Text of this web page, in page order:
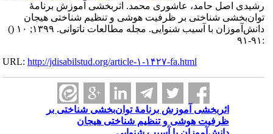
رشیدی اصل حامد، عاشوری محمد. اثربخشی آموزش برنامهٔ
توان‌بخشی شناختی بر ظرفیت هوشی و تنظیم شناختی هیجان
دانش‌آموزان با آسیب شنوایی. مجله مطالعات ناتوانی. ۱۳۹۹; ۱۰
()
URL:http://jdisabilstud.org/article-۱-۱۴۲۷-fa.html
اثربخشی آموزش برنامهٔ توان‌بخشی شناختی بر
ظرفیت هوشی و تنظیم شناختی هیجان